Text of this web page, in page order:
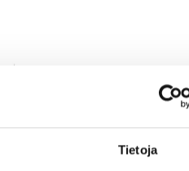
Tietoja